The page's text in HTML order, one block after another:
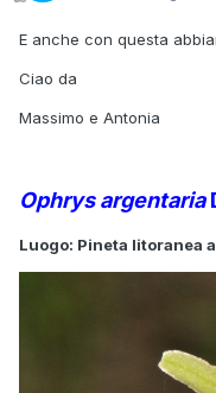
E anche con questa
Ciao da
Massimo e Antonia
Ophrys argentaria
Luogo: Pineta litoranea